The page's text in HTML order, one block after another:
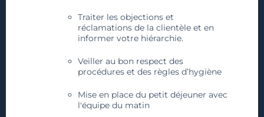
Traiter les objections et
réclamations de la clientèle et en
informer votre hiérarchie.
Veiller au bon respect des
procédures et des règles d’hygiène
Mise en place du petit déjeuner avec
l'équipe du matin